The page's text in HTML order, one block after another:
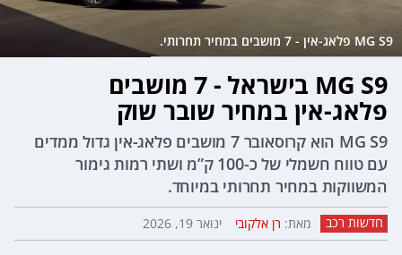
MG S9 פלאג-אין - 7 מושבים במחיר תחרותי.
MG S9 בישראל - 7 מושבים
פלאג-אין במחיר שובר שוק
MG S9 הוא קרוסאובר 7 מושבים פלאג-אין גדול ממדים
עם טווח חשמלי של כ-100 ק”מ ושתי רמות גימור
המשווקות במחיר תחרותי במיוחד.
חדשות רכב מאת: רן אלקובי ינואר 19, 2026